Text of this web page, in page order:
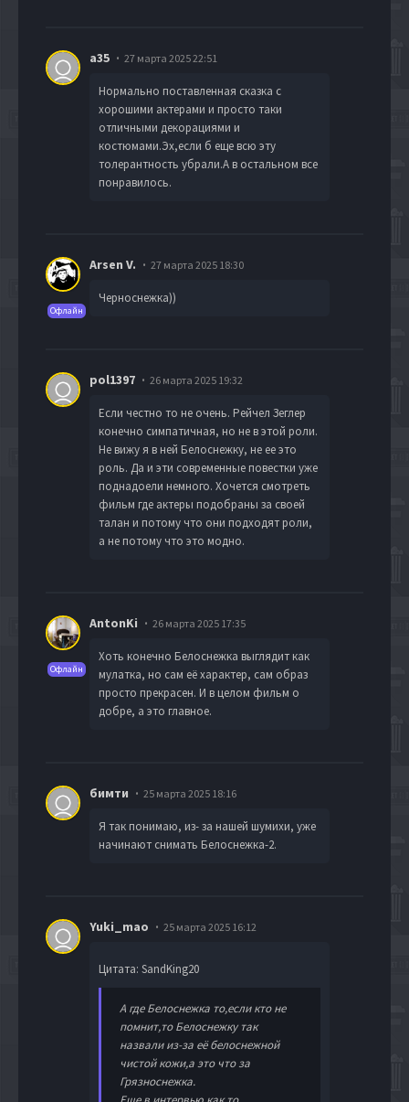
a35 27 марта 2025 22:51
Нормально поставленная сказка с
хорошими актерами и просто таки
отличными декорациями и
костюмами.Эх,если б еще всю эту
толерантность убрали.А в остальном все
понравилось.
Офлайн
Arsen V. 27 марта 2025 18:30
Черноснежка))
pol1397 26 марта 2025 19:32
Если честно то не очень. Рейчел Зеглер
конечно симпатичная, но не в этой роли.
Не вижу я в ней Белоснежку, не ее это
роль. Да и эти современные повестки уже
поднадоели немного. Хочется смотреть
фильм где актеры подобраны за своей
талан и потому что они подходят роли,
а не потому что это модно.
Офлайн
AntonKi 26 марта 2025 17:35
Хоть конечно Белоснежка выглядит как
мулатка, но сам её характер, сам образ
просто прекрасен. И в целом фильм о
добре, а это главное.
бимти 25 марта 2025 18:16
Я так понимаю, из- за нашей шумихи, уже
начинают снимать Белоснежка-2.
Yuki_mao 25 марта 2025 16:12
Цитата: SandKing20
А где Белоснежка то,если кто не
помнит,то Белоснежку так
назвали из-за её белоснежной
чистой кожи,а это что за
Грязноснежка.